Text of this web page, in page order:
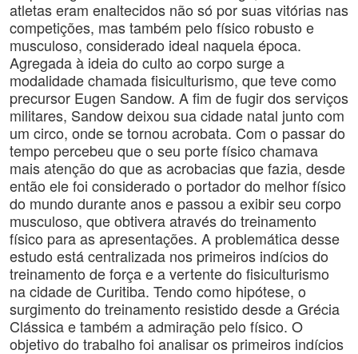
atletas eram enaltecidos não só por suas vitórias nas
competições, mas também pelo físico robusto e
musculoso, considerado ideal naquela época.
Agregada à ideia do culto ao corpo surge a
modalidade chamada fisiculturismo, que teve como
precursor Eugen Sandow. A fim de fugir dos serviços
militares, Sandow deixou sua cidade natal junto com
um circo, onde se tornou acrobata. Com o passar do
tempo percebeu que o seu porte físico chamava
mais atenção do que as acrobacias que fazia, desde
então ele foi considerado o portador do melhor físico
do mundo durante anos e passou a exibir seu corpo
musculoso, que obtivera através do treinamento
físico para as apresentações. A problemática desse
estudo está centralizada nos primeiros indícios do
treinamento de força e a vertente do fisiculturismo
na cidade de Curitiba. Tendo como hipótese, o
surgimento do treinamento resistido desde a Grécia
Clássica e também a admiração pelo físico. O
objetivo do trabalho foi analisar os primeiros indícios